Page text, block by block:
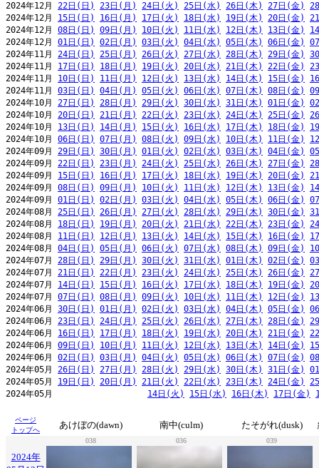
2024年12月 22日(日) 23日(月) 24日(火) 25日(水) 26日(木) 27日(金)
2024年12月 15日(日) 16日(月) 17日(火) 18日(水) 19日(木) 20日(金)
2024年12月 08日(日) 09日(月) 10日(火) 11日(水) 12日(木) 13日(金)
2024年12月 01日(日) 02日(月) 03日(火) 04日(水) 05日(木) 06日(金)
2024年11月 24日(日) 25日(月) 26日(火) 27日(水) 28日(木) 29日(金)
2024年11月 17日(日) 18日(月) 19日(火) 20日(水) 21日(木) 22日(金)
2024年11月 10日(日) 11日(月) 12日(火) 13日(水) 14日(木) 15日(金)
2024年11月 03日(日) 04日(月) 05日(火) 06日(水) 07日(木) 08日(金)
2024年10月 27日(日) 28日(月) 29日(火) 30日(水) 31日(木) 01日(金)
2024年10月 20日(日) 21日(月) 22日(火) 23日(水) 24日(木) 25日(金)
2024年10月 13日(日) 14日(月) 15日(火) 16日(水) 17日(木) 18日(金)
2024年10月 06日(日) 07日(月) 08日(火) 09日(水) 10日(木) 11日(金)
2024年09月 29日(日) 30日(月) 01日(火) 02日(水) 03日(木) 04日(金)
2024年09月 22日(日) 23日(月) 24日(火) 25日(水) 26日(木) 27日(金)
2024年09月 15日(日) 16日(月) 17日(火) 18日(水) 19日(木) 20日(金)
2024年09月 08日(日) 09日(月) 10日(火) 11日(水) 12日(木) 13日(金)
2024年09月 01日(日) 02日(月) 03日(火) 04日(水) 05日(木) 06日(金)
2024年08月 25日(日) 26日(月) 27日(火) 28日(水) 29日(木) 30日(金)
2024年08月 18日(日) 19日(月) 20日(火) 21日(水) 22日(木) 23日(金)
2024年08月 11日(日) 12日(月) 13日(火) 14日(水) 15日(木) 16日(金)
2024年08月 04日(日) 05日(月) 06日(火) 07日(水) 08日(木) 09日(金)
2024年07月 28日(日) 29日(月) 30日(火) 31日(水) 01日(木) 02日(金)
2024年07月 21日(日) 22日(月) 23日(火) 24日(水) 25日(木) 26日(金)
2024年07月 14日(日) 15日(月) 16日(火) 17日(水) 18日(木) 19日(金)
2024年07月 07日(日) 08日(月) 09日(火) 10日(水) 11日(木) 12日(金)
2024年06月 30日(日) 01日(月) 02日(火) 03日(水) 04日(木) 05日(金)
2024年06月 23日(日) 24日(月) 25日(火) 26日(水) 27日(木) 28日(金)
2024年06月 16日(日) 17日(月) 18日(火) 19日(水) 20日(木) 21日(金)
2024年06月 09日(日) 10日(月) 11日(火) 12日(水) 13日(木) 14日(金)
2024年06月 02日(日) 03日(月) 04日(火) 05日(水) 06日(木) 07日(金)
2024年05月 26日(日) 27日(月) 28日(火) 29日(水) 30日(木) 31日(金)
2024年05月 19日(日) 20日(月) 21日(火) 22日(水) 23日(木) 24日(金)
2024年05月 14日(火) 15日(水) 16日(木) 17日(金)
ページ
トップへ
あけぼの(dawn) 南中(culm) たそがれ(dusk)
038 036 039
2024年